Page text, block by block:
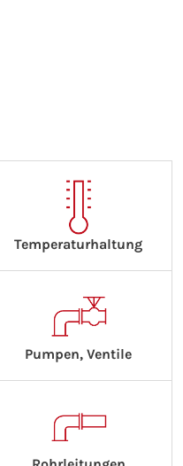
Temperaturhaltung
Pumpen, Ventile